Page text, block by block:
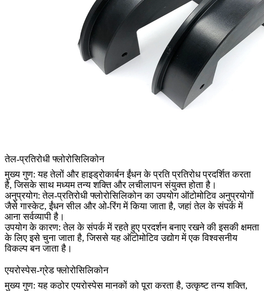
तेल-प्रतिरोधी फ्लोरोसिलिकोन
मुख्य गुण: यह तेलों और हाइड्रोकार्बन ईंधन के प्रति प्रतिरोध प्रदर्शित करता
है, जिसके साथ मध्यम तन्य शक्ति और लचीलापन संयुक्त होता है।
अनुप्रयोग: तेल-प्रतिरोधी फ्लोरोसिलिकोन का उपयोग ऑटोमोटिव अनुप्रयोगों
जैसे गास्केट, ईंधन सील और ओ-रिंग में किया जाता है, जहां तेल के संपर्क में
आना सर्वव्यापी है।
उपयोग के कारण: तेल के संपर्क में रहते हुए प्रदर्शन बनाए रखने की इसकी क्षमता
के लिए इसे चुना जाता है, जिससे यह ऑटोमोटिव उद्योग में एक विश्वसनीय
विकल्प बन जाता है।
एयरोस्पेस-ग्रेड फ्लोरोसिलिकोन
मुख्य गुण: यह कठोर एयरोस्पेस मानकों को पूरा करता है, उत्कृष्ट तन्य शक्ति,